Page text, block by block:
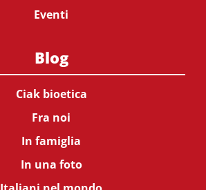
Eventi
Blog
Ciak bioetica
Fra noi
In famiglia
In una foto